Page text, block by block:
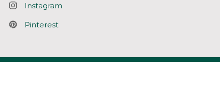
Instagram
Pinterest